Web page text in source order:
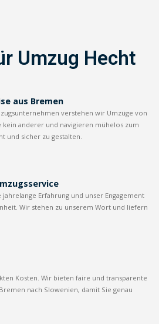
Umzug Hecht
aus Bremen
verstehen wir Umzüge von
anderer und navigieren mühelos zum
und sicher zu gestalten.
jahrelange Erfahrung und unser Engagement
Wir stehen zu unserem Wort und liefern
Kosten. Wir bieten faire und transparente
nach Slowenien, damit Sie genau